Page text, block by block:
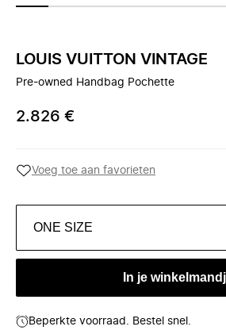
LOUIS VUITTON VINTAGE
Pre-owned Handbag Pochette
2.826 €
Voeg toe aan favorieten
ONE SIZE
In je
Beperkte voorraad. Bestel snel.